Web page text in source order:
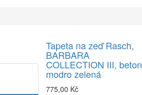
Tapeta na zeď Rasch,
BARBARA
COLLECTION III, beton
modro zelená
775,00 Kč